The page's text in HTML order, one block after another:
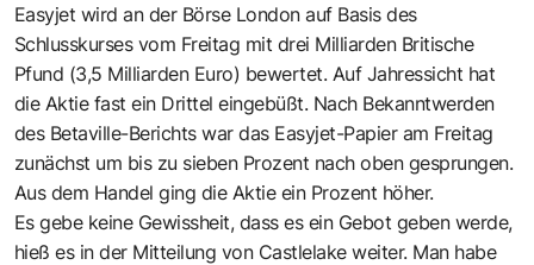
Easyjet wird an der Börse London auf Basis des
Schlusskurses vom Freitag mit drei Milliarden Britische
Pfund (3,5 Milliarden Euro) bewertet. Auf Jahressicht hat
die Aktie fast ein Drittel eingebüßt. Nach Bekanntwerden
des Betaville-Berichts war das Easyjet-Papier am Freitag
zunächst um bis zu sieben Prozent nach oben gesprungen.
Aus dem Handel ging die Aktie ein Prozent höher.
Es gebe keine Gewissheit, dass es ein Gebot geben werde,
hieß es in der Mitteilung von Castlelake weiter. Man habe